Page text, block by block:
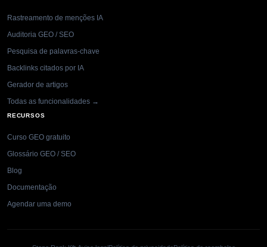
Rastreamento de menções IA
Auditoria GEO / SEO
Pesquisa de palavras-chave
Backlinks citados por IA
Gerador de artigos
Todas as funcionalidades →
RECURSOS
Curso GEO gratuito
Glossário GEO / SEO
Blog
Documentação
Agendar uma demo